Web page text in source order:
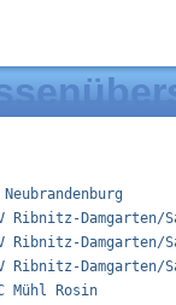
97 SC
Ribnitz-
98 LAC Mühl